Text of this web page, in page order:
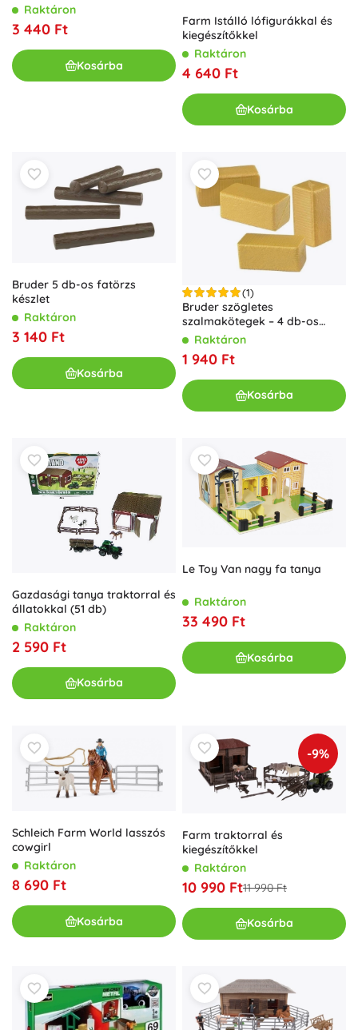
Raktáron
3 440 Ft
Kosárba
Farm Istálló lófigurákkal és
kiegészítőkkel
Raktáron
4 640 Ft
Kosárba
Bruder 5 db-os fatörzs
készlet
Raktáron
3 140 Ft
Kosárba
(1)
Bruder szögletes
szalmakötegek – 4 db-os
készlet
Raktáron
1 940 Ft
Kosárba
Gazdasági tanya traktorral és
állatokkal (51 db)
Raktáron
2 590 Ft
Kosárba
Le Toy Van nagy fa tanya
Raktáron
33 490 Ft
Kosárba
Schleich Farm World lasszós
cowgirl
Raktáron
8 690 Ft
Kosárba
-9%
Farm traktorral és
kiegészítőkkel
Raktáron
10 990 Ft11 990 Ft
Kosárba